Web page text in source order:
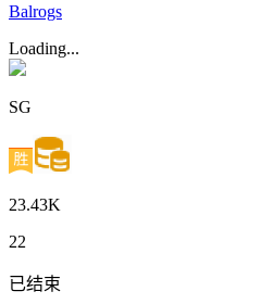
Balrogs
Loading...
SG
23.43K
22
已结束